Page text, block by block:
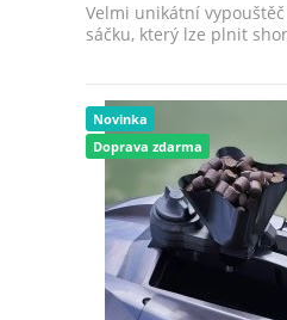
Velmi unikátní vypouštěč
sáčku, který lze plnit
Novinka
Doprava zdarma